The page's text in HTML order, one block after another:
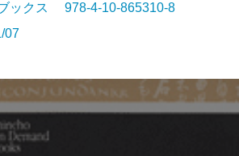
ックス 978-4-10-865310-8
07